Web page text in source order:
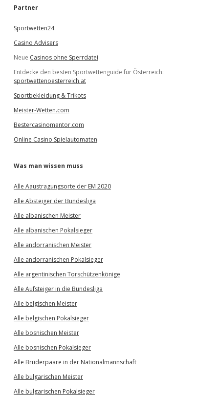
e
Partner
Sportwetten24
Casino Advisers
Neue Casinos ohne Sperrdatei
Entdecke den besten Sportwettenguide für Österreich:
sportwettenoesterreich.at
Sportbekleidung & Trikots
Meister-Wetten.com
Bestercasinomentor.com
Online Casino Spielautomaten
Was man wissen muss
Alle Aaustragungsorte der EM 2020
Alle Absteiger der Bundesliga
Alle albanischen Meister
Alle albanischen Pokalsieger
Alle andorranischen Meister
Alle andorranischen Pokalsieger
Alle argentinischen Torschützenkönige
Alle Aufsteiger in die Bundesliga
Alle belgischen Meister
Alle belgischen Pokalsieger
Alle bosnischen Meister
Alle bosnischen Pokalsieger
Alle Brüderpaare in der Nationalmannschaft
Alle bulgarischen Meister
Alle bulgarischen Pokalsieger